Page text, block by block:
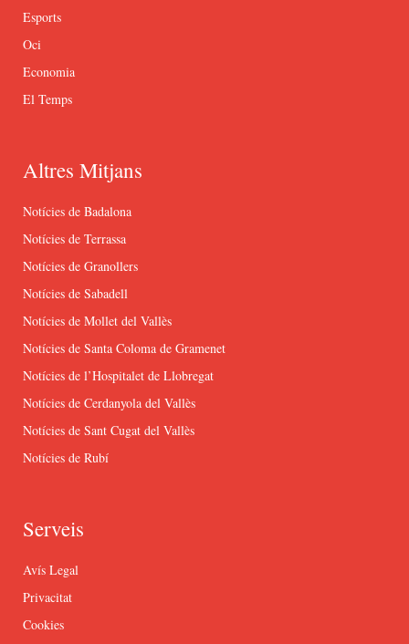
Esports
Oci
Economia
El Temps
Altres Mitjans
Notícies de Badalona
Notícies de Terrassa
Notícies de Granollers
Notícies de Sabadell
Notícies de Mollet del Vallès
Notícies de Santa Coloma de Gramenet
Notícies de l’Hospitalet de Llobregat
Notícies de Cerdanyola del Vallès
Notícies de Sant Cugat del Vallès
Notícies de Rubí
Serveis
Avís Legal
Privacitat
Cookies